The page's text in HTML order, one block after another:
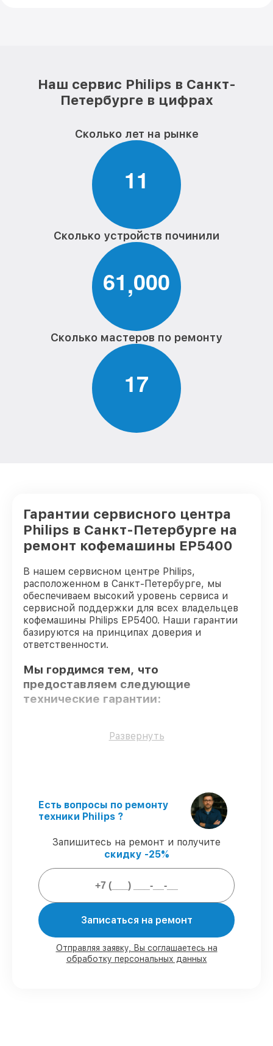
Наш сервис Philips в Санкт-
Петербурге в цифрах
Сколько лет на рынке
11
Сколько устройств починили
61,000
Сколько мастеров по ремонту
17
Гарантии сервисного центра
Philips в Санкт-Петербурге на
ремонт кофемашины EP5400
В нашем сервисном центре Philips,
расположенном в Санкт-Петербурге, мы
обеспечиваем высокий уровень сервиса и
сервисной поддержки для всех владельцев
кофемашины Philips EP5400. Наши гарантии
базируются на принципах доверия и
ответственности.
Мы гордимся тем, что
предоставляем следующие
технические гарантии:
Использование оригинальных
–
соблюдаем сроки починки кофемашины
EP5400, согласованные с клиентом.
предоставляем официальное
гарантийное сопровождение после
восстановления.
Мы гарантируем:
80%работ в вашем присутствии
90%комплектующих для кофемашин на
складе или доступны для срочного
Развернуть
Есть вопросы по ремонту
техники Philips ?
Запишитесь на ремонт и получите
скидку -25%
Записаться на ремонт
Отправляя заявку, Вы соглашаетесь на
обработку персональных данных